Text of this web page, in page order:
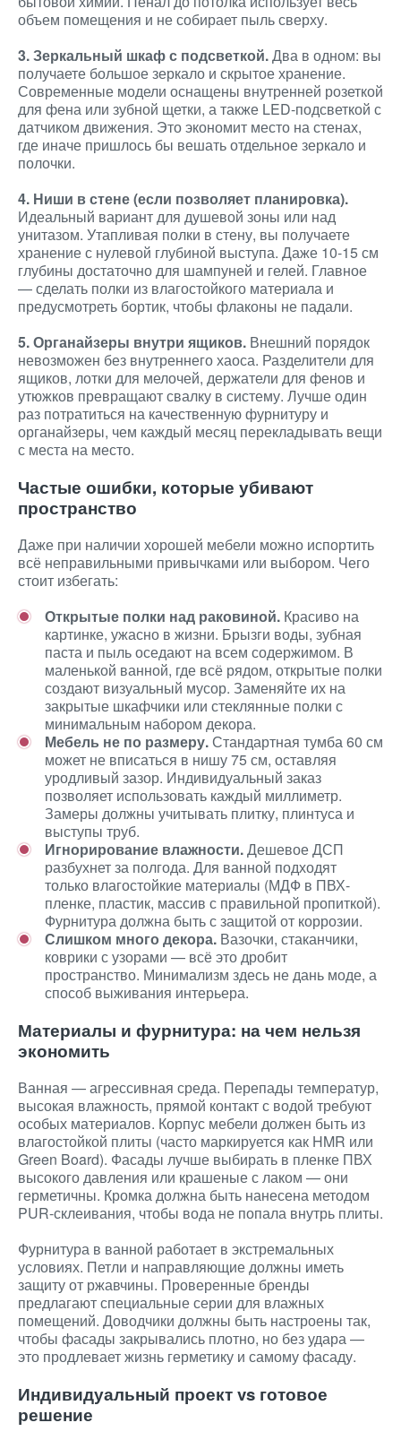
объем помещения и не собирает пыль сверху.
3. Зеркальный шкаф с подсветкой.Два в одном: вы
получаете большое зеркало и скрытое хранение.
Современные модели оснащены внутренней розеткой
для фена или зубной щетки, а также LED-подсветкой с
датчиком движения. Это экономит место на стенах,
где иначе пришлось бы вешать отдельное зеркало и
полочки.
4. Ниши в стене (если позволяет планировка).
Идеальный вариант для душевой зоны или над
унитазом. Утапливая полки в стену, вы получаете
хранение с нулевой глубиной выступа. Даже 10-15 см
глубины достаточно для шампуней и гелей. Главное
— сделать полки из влагостойкого материала и
предусмотреть бортик, чтобы флаконы не падали.
5. Органайзеры внутри ящиков. Внешний порядок
невозможен без внутреннего хаоса. Разделители для
ящиков, лотки для мелочей, держатели для фенов и
утюжков превращают свалку в систему. Лучше один
раз потратиться на качественную фурнитуру и
органайзеры, чем каждый месяц перекладывать вещи
с места на место.
Частые ошибки, которые убивают
пространство
Даже при наличии хорошей мебели можно испортить
всё неправильными привычками или выбором. Чего
стоит избегать:
Открытые полки над раковиной. Красиво на
картинке, ужасно в жизни. Брызги воды, зубная
паста и пыль оседают на всем содержимом. В
маленькой ванной, где всё рядом, открытые полки
создают визуальный мусор. Заменяйте их на
закрытые шкафчики или стеклянные полки с
минимальным набором декора.
Мебель не по размеру.Стандартная тумба 60 см
может не вписаться в нишу 75 см, оставляя
уродливый зазор. Индивидуальный заказ
позволяет использовать каждый миллиметр.
Замеры должны учитывать плитку, плинтуса и
выступы труб.
Игнорирование влажности.Дешевое ДСП
разбухнет за полгода. Для ванной подходят
только влагостойкие материалы (МДФ в ПВХ-
пленке, пластик, массив с правильной пропиткой).
Фурнитура должна быть с защитой от коррозии.
Слишком много декора. Вазочки, стаканчики,
коврики с узорами — всё это дробит
пространство. Минимализм здесь не дань моде, а
способ выживания интерьера.
Материалы и фурнитура: на чем нельзя
экономить
Ванная — агрессивная среда. Перепады температур,
высокая влажность, прямой контакт с водой требуют
особых материалов. Корпус мебели должен быть из
влагостойкой плиты (часто маркируется как HMR или
Green Board). Фасады лучше выбирать в пленке ПВХ
высокого давления или крашеные с лаком — они
герметичны. Кромка должна быть нанесена методом
PUR-склеивания, чтобы вода не попала внутрь плиты.
Фурнитура в ванной работает в экстремальных
условиях. Петли и направляющие должны иметь
защиту от ржавчины. Проверенные бренды
предлагают специальные серии для влажных
помещений. Доводчики должны быть настроены так,
чтобы фасады закрывались плотно, но без удара —
это продлевает жизнь герметику и самому фасаду.
Индивидуальный проект vs готовое
решение